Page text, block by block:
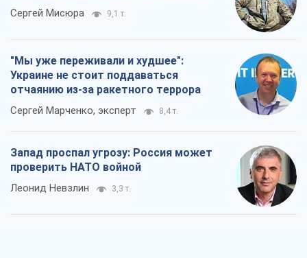
Сергей Мисюра 9,1 т.
"Мы уже переживали и худшее":
Украине не стоит поддаваться
отчаянию из-за ракетного террора
Сергей Марченко, эксперт 8,4 т.
Запад проспал угрозу: Россия может
проверить НАТО войной
Леонид Невзлин 3,3 т.